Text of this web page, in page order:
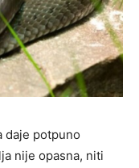
daje potpuno
nije opasna, niti